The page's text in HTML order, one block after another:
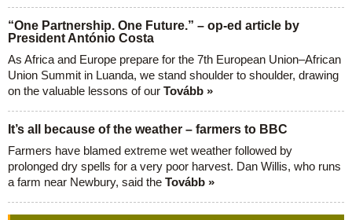
“One Partnership. One Future.” – op-ed article by
President António Costa
As Africa and Europe prepare for the 7th European Union–African
Union Summit in Luanda, we stand shoulder to shoulder, drawing
on the valuable lessons of our Tovább »
It’s all because of the weather – farmers to BBC
Farmers have blamed extreme wet weather followed by
prolonged dry spells for a very poor harvest. Dan Willis, who runs
a farm near Newbury, said the Tovább »